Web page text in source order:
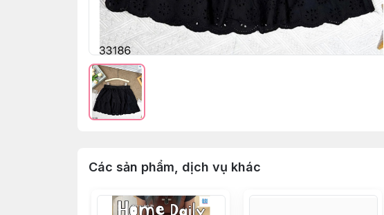
Các sản phẩm, dịch vụ khác